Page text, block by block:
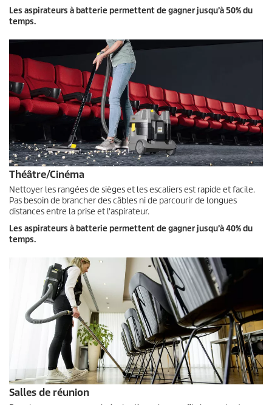
Les aspirateurs à batterie permettent de gagner jusqu’à 50% du
temps.
Théâtre/Cinéma
Nettoyer les rangées de sièges et les escaliers est rapide et facile.
Pas besoin de brancher des câbles ni de parcourir de longues
distances entre la prise et l'aspirateur.
Les aspirateurs à batterie permettent de gagner jusqu’à 40% du
temps.
Salles de réunion